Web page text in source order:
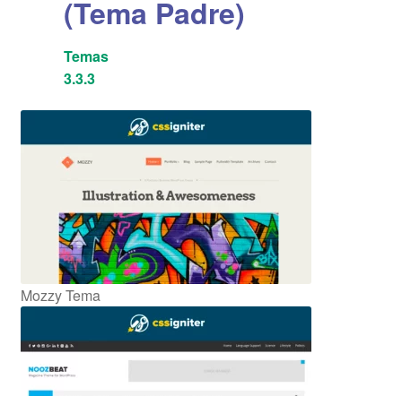
(Tema Padre)
Temas
3.3.3
Mozzy Tema